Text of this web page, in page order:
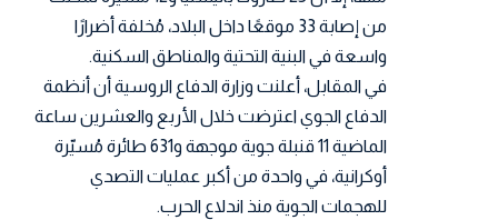
من إصابة 33 موقعًا داخل البلاد، مُخلفة أضرارًا
واسعة في البنية التحتية والمناطق السكنية.
في المقابل، أعلنت وزارة الدفاع الروسية أن أنظمة
الدفاع الجوي اعترضت خلال الأربع والعشرين ساعة
الماضية 11 قنبلة جوية موجهة و631 طائرة مُسيّرة
أوكرانية، في واحدة من أكبر عمليات التصدي
للهجمات الجوية منذ اندلاع الحرب.